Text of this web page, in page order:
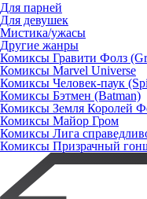
Для парней
Для девушек
Мистика/ужасы
Другие жанры
Комиксы Гравити Фолз
Комиксы Marvel Universe
Комиксы Человек-паук
Комиксы Бэтмен (Batman)
Комиксы Земля Королей
Комиксы Майор Гром
Комиксы Лига
Комиксы Призрачный